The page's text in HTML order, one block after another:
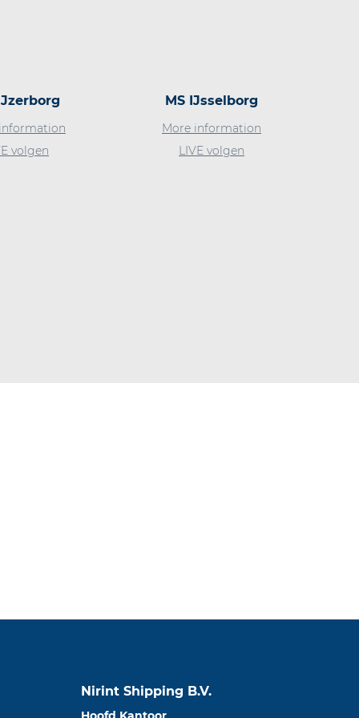
volgen
MS IJsselborg
More information
LIVE volgen
Nirint Shipping B.V.